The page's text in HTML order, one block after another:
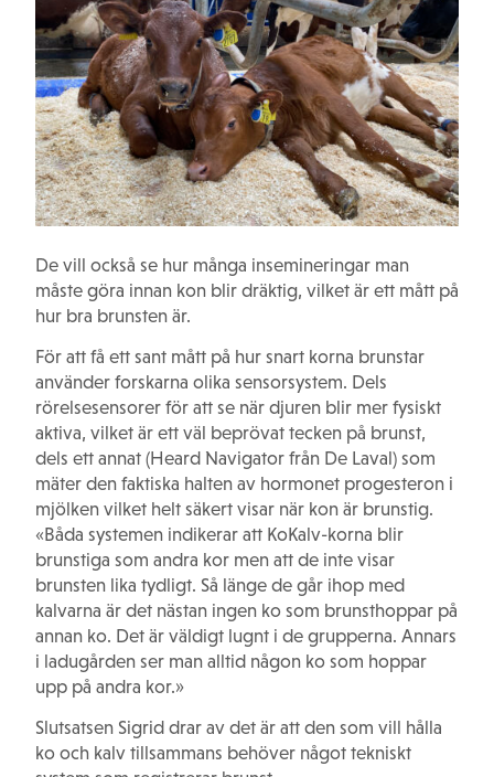
De vill också se hur många insemineringar man
måste göra innan kon blir dräktig, vilket är ett mått på
hur bra brunsten är.
För att få ett sant mått på hur snart korna brunstar
använder forskarna olika sensorsystem. Dels
rörelsesensorer för att se när djuren blir mer fysiskt
aktiva, vilket är ett väl beprövat tecken på brunst,
dels ett annat (Heard Navigator från De Laval) som
mäter den faktiska halten av hormonet progesteron i
mjölken vilket helt säkert visar när kon är brunstig.
«Båda systemen indikerar att KoKalv-korna blir
brunstiga som andra kor men att de inte visar
brunsten lika tydligt. Så länge de går ihop med
kalvarna är det nästan ingen ko som brunsthoppar på
annan ko. Det är väldigt lugnt i de grupperna. Annars
i ladugården ser man alltid någon ko som hoppar
upp på andra kor.»
Slutsatsen Sigrid drar av det är att den som vill hålla
ko och kalv tillsammans behöver något tekniskt